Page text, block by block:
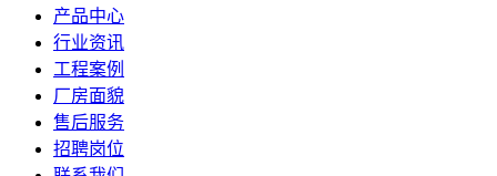
产品中心
行业资讯
工程案例
厂房面貌
售后服务
招聘岗位